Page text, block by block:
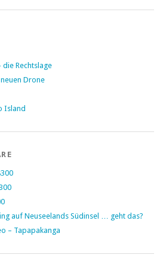
Rechtslage
Drone
Island
auf Neuseelands Südinsel … geht das?
– Tapapakanga